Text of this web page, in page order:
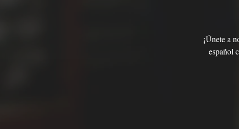
¡Únete a
español